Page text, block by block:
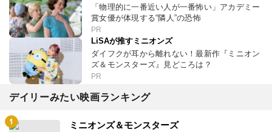
「物理的に一番近い人が一番怖い」アカデミー
賞女優が体現する“隣人”の恐怖
PR
LiSAが推すミニオンズ
ダイフクが耳から離れない！最新作『ミニオン
ズ＆モンスターズ』見どころは？
PR
デイリーみたい映画ランキング
ミニオンズ＆モンスターズ